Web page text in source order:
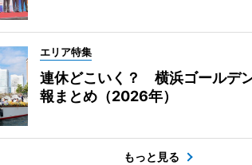
エリア特集
連休どこいく？ 横浜ゴールデ
報まとめ（2026年）
もっと見る